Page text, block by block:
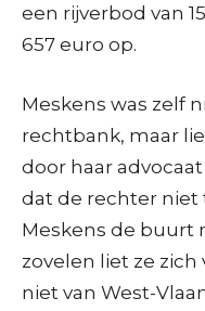
een rijverbod van
657 euro op.
Meskens was zelf
rechtbank, maar
door haar
dat de rechter niet
Meskens de buurt
zovelen liet ze zich
niet van West-